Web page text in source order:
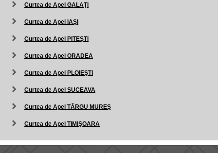
Curtea de Apel GALAŢI
Curtea de Apel IAŞI
Curtea de Apel PITEŞTI
Curtea de Apel ORADEA
Curtea de Apel PLOIEŞTI
Curtea de Apel SUCEAVA
Curtea de Apel TÂRGU MUREŞ
Curtea de Apel TIMIŞOARA